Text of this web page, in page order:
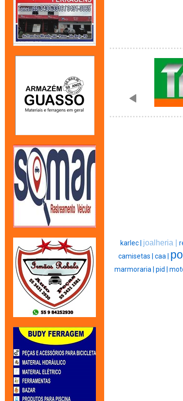
karlec | joalheria |
camisetas | caa |
marmoraria | pid |